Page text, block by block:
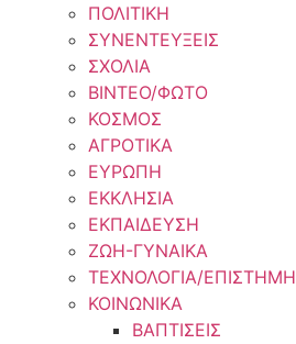
ΠΟΛΙΤΙΚΗ
ΣΥΝΕΝΤΕΥΞΕΙΣ
ΣΧΟΛΙΑ
ΒΙΝΤΕΟ/ΦΩΤΟ
ΚΟΣΜΟΣ
ΑΓΡΟΤΙΚΑ
ΕΥΡΩΠΗ
ΕΚΚΛΗΣΙΑ
ΕΚΠΑΙΔΕΥΣΗ
ΖΩΗ-ΓΥΝΑΙΚΑ
ΤΕΧΝΟΛΟΓΙΑ/ΕΠΙΣΤΗΜΗ
ΚΟΙΝΩΝΙΚΑ
ΒΑΠΤΙΣΕΙΣ